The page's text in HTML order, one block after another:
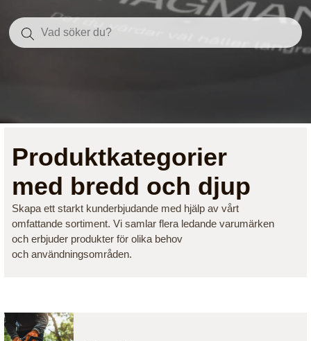
Sök
Produktkategorier
med bredd och djup
Skapa ett starkt kunderbjudande med hjälp av vårt
omfattande sortiment. Vi samlar flera ledande varumärken
och erbjuder produkter för olika behov
och användningsområden.